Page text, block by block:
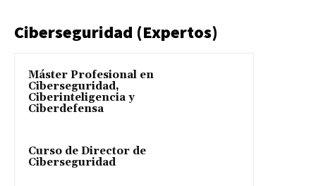
Ciberseguridad (Expertos)
Máster Profesional en
Ciberseguridad,
Ciberinteligencia y
Ciberdefensa
Curso de Director de
Ciberseguridad